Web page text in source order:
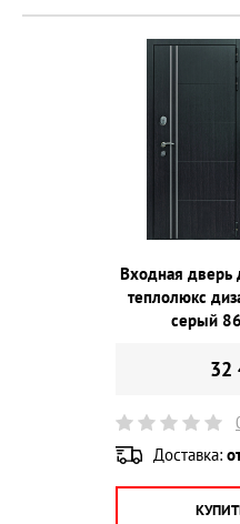
Входная дверь
теплолюкс
серый
32
Доставка: